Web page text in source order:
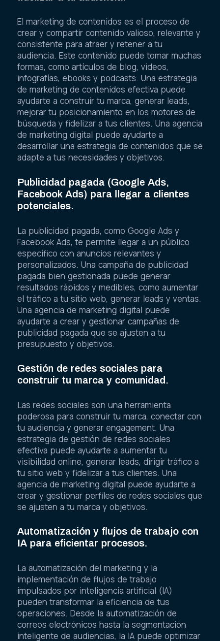
El marketing de contenidos es el proceso de
crear y compartir contenido valioso, relevante y
consistente para atraer y retener a tu
audiencia. Este contenido puede tomar muchas
formas, como artículos de blog, videos,
infografías, ebooks y podcasts. Una estrategia
de marketing de contenidos efectiva puede
ayudarte a construir tu marca, generar leads,
mejorar tu posicionamiento en los motores de
búsqueda y fidelizar a tus clientes. Una agencia
de marketing digital puede ayudarte a
desarrollar una estrategia de contenidos que se
adapte a tus necesidades y objetivos.
Publicidad pagada (Google Ads,
Facebook Ads) para llegar a clientes
potenciales.
La publicidad pagada, como Google Ads y
Facebook Ads, te permite llegar a un público
específico con anuncios relevantes y
personalizados. Una campaña de publicidad
pagada bien gestionada puede generar
resultados rápidos y medibles, como aumentar
el tráfico a tu sitio web, generar leads y ventas.
Una agencia de marketing digital puede
ayudarte a crear y gestionar campañas de
publicidad pagada que se ajusten a tu
presupuesto y objetivos.
Gestión de redes sociales para
construir tu marca y comunidad.
Las redes sociales son una herramienta
poderosa para construir tu marca, conectar con
tu audiencia y generar engagement. Una
estrategia de gestión de redes sociales
efectiva puede ayudarte a aumentar tu
visibilidad online, generar leads, dirigir tráfico a
tu sitio web y fidelizar a tus clientes. Una
agencia de marketing digital puede ayudarte a
crear y gestionar perfiles de redes sociales que
se ajusten a tu marca y objetivos.
Automatización y flujos de trabajo con
IA para eficientar procesos.
La automatización del marketing y la
implementación de flujos de trabajo
impulsados por inteligencia artificial (IA)
pueden transformar la eficiencia de tus
operaciones. Desde la automatización de
correos electrónicos hasta la segmentación
inteligente de audiencias, la IA puede optimizar